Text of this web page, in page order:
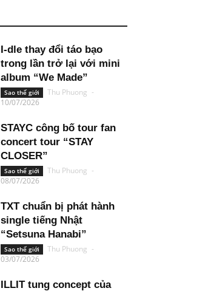
I-dle thay đổi táo bạo
trong lần trở lại với mini
album “We Made”
Sao thế giới Thu Phuong -
10/07/2026
STAYC công bố tour fan
concert tour “STAY
CLOSER”
Sao thế giới Thu Phuong -
08/07/2026
TXT chuẩn bị phát hành
single tiếng Nhật
“Setsuna Hanabi”
Sao thế giới Thu Phuong -
03/07/2026
ILLIT tung concept của